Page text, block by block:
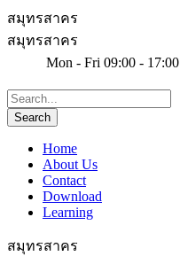
สมุทรสาคร
สมุทรสาคร
Mon - Fri 09:00 - 17:00
Home
About Us
Contact
Download
Learning
สมุทรสาคร